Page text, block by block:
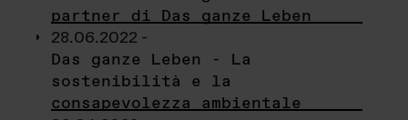
partner di Das ganze Leben
28.06.2022 -
Das ganze Leben - La
sostenibilità e la
consapevolezza ambientale